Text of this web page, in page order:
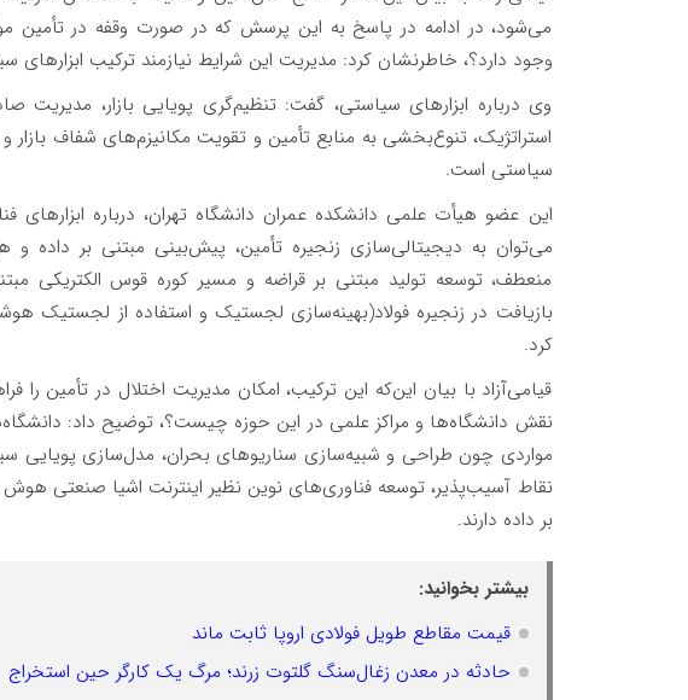
می‌شود، در ادامه در پاسخ به این پرسش که در صورت وقفه در تأمین
وجود دارد؟، خاطرنشان کرد: مدیریت این شرایط نیازمند ترکیب ابزارهای
وی درباره ابزارهای سیاستی، گفت: تنظیم‌گری پویایی بازار، مدیریت
استراتژیک، تنوع‌بخشی به منابع تأمین و تقویت مکانیزم‌های شفاف بازار
سیاستی است.
این عضو هیأت علمی دانشکده عمران دانشگاه تهران، درباره ابزارهای
می‌توان به دیجیتالی‌سازی زنجیره تأمین، پیش‌بینی مبتنی بر داده
منعطف، توسعه تولید مبتنی بر قراضه و مسیر کوره قوس الکتریکی
بازیافت در زنجیره فولاد(بهینه‌سازی لجستیک و استفاده از لجستیک
کرد.
قیامی‌آزاد با بیان این‌که این ترکیب، امکان مدیریت اختلال در تأمین
نقش دانشگاه‌ها و مراکز علمی در این حوزه چیست؟، توضیح داد:
مواردی چون طراحی و شبیه‌سازی سناریوهای بحران، مدل‌سازی پویایی
نقاط آسیب‌پذیر، توسعه فناوری‌های نوین نظیر اینترنت اشیا صنعتی
بر داده دارند.
بیشتر بخوانید:
قیمت مقاطع طویل فولادی اروپا ثابت ماند
حادثه در معدن زغال‌سنگ گلتوت زرند؛ مرگ یک کارگر حین استخراج